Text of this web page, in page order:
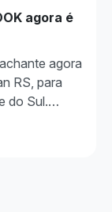
agora é
agora
RS, para
do Sul.…